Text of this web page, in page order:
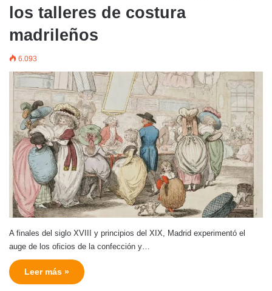
los talleres de costura
madrileños
6.093
A finales del siglo XVIII y principios del XIX, Madrid experimentó el
auge de los oficios de la confección y…
Leer más »